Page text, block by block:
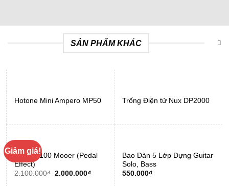
trên
SẢN PHẨM KHÁC
Hotone Mini Ampero MP50 Trống Điện tử Nux DP2000
Giảm giá!
Phơ Ge100 Mooer (Pedal
Effect)
2.100.000₫ Giá
2.000.000₫Giá
Bao Đàn 5 Lớp Đựng Guitar
Solo, Bass
550.000₫